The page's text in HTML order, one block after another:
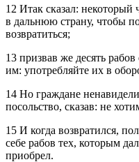
12 Итак сказал: некоторый
в дальнюю страну, чтобы
возвратиться;
13 призвав же десять
им: употребляйте их в
14 Но граждане
посольство, сказав: не
15 И когда возвратился,
себе рабов тех, которым
приобрел.